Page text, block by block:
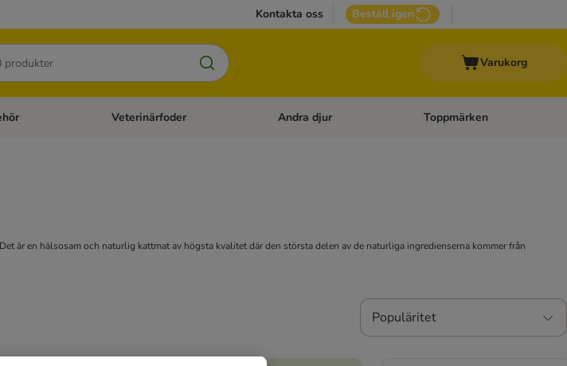
Kontakta oss Beställ igen
Varukorg
menu: Kattfoder Open category menu: Kattillbehör
Veterinärfoder Open category menu: Veterinärfoder
Andra djur Open category menu: Andra
Toppmärken
är en hälsosam och naturlig kattmat av högsta kvalitet där den största delen av de naturliga ingredienserna kommer från
Populäritet